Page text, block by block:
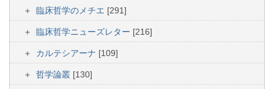
臨床哲学のメチエ [291]
臨床哲学ニューズレター [216]
カルテシアーナ [109]
哲学論叢 [130]